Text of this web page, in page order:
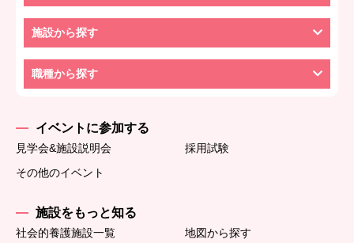
施設から探す
職種から探す
イベントに参加する
見学会&施設説明会
採用試験
その他のイベント
施設をもっと知る
社会的養護施設一覧
地図から探す